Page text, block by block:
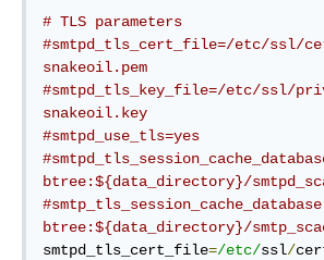
# TLS parameters
#smtpd_tls_cert_file=/etc/ssl/
snakeoil.pem
#smtpd_tls_key_file=/etc/ssl/
snakeoil.key
#smtpd_use_tls=yes
btree:${data_directory}/
btree:${data_directory}/
smtpd_tls_cert_file=/etc/ssl/